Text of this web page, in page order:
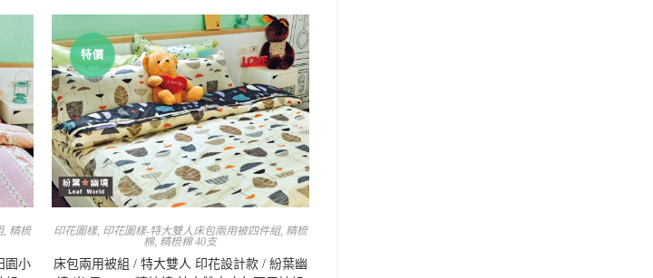
, 精梳
園小
特價
印花圖樣, 印花圖樣-特大雙人床包兩用被四件組, 精梳
棉, 精梳棉 40支
床包兩用被組 / 特大雙人 印花設計款 / 紛葉幽